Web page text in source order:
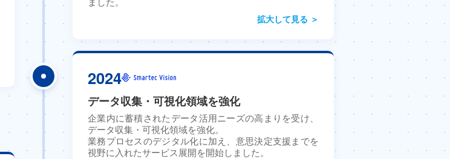
拡大して見る ＞
2024
データ収集・可視化領域を強化
企業内に蓄積されたデータ活用ニーズの高まりを受け、
データ収集・可視化領域を強化。
業務プロセスのデジタル化に加え、意思決定支援までを
視野に入れたサービス展開を開始しました。